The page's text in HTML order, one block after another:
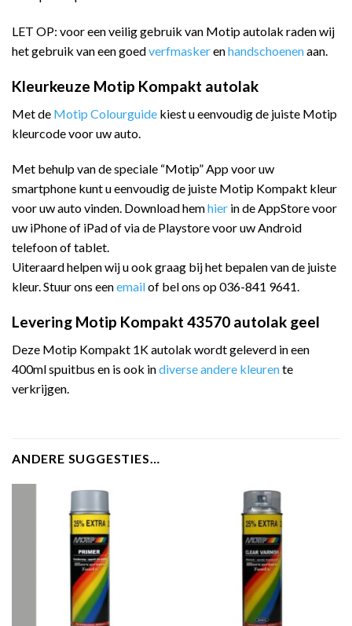
LET OP: voor een veilig gebruik van Motip autolak raden wij
het gebruik van een goedverfmaskerenhandschoenenaan.
Kleurkeuze Motip Kompakt autolak
Met de Motip Colourguide kiest u eenvoudig de juiste Motip
kleurcode voor uw auto.
Met behulp van de speciale “Motip” App voor uw
smartphone kunt u eenvoudig de juiste Motip Kompakt kleur
voor uw auto vinden. Download hemhier in de AppStore voor
uw iPhone of iPad of via de Playstore voor uw Android
telefoon of tablet.
Uiteraard helpen wij u ook graag bij het bepalen van de juiste
kleur. Stuur ons eenemailof bel ons op 036-841 9641.
Levering Motip Kompakt 43570 autolak geel
Deze Motip Kompakt 1K autolak wordt geleverd in een
400ml spuitbus en is ook indiverse andere kleurente
verkrijgen.
ANDERE SUGGESTIES…